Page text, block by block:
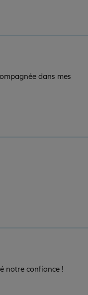
dans mes
notre confiance !